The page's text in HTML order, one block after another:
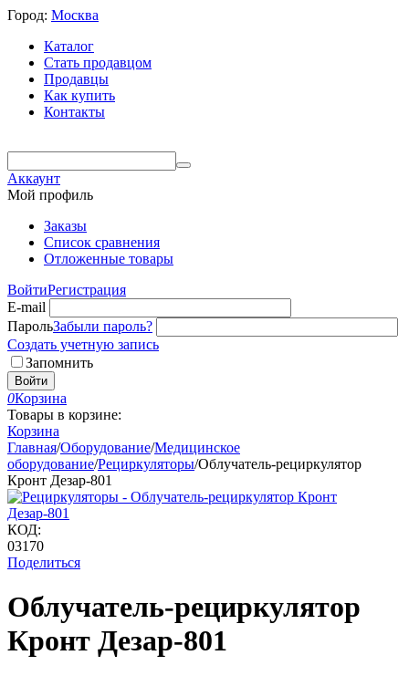
Город: Москва
Каталог
Стать продавцом
Продавцы
Как купить
Контакты
Аккаунт
Мой профиль
Заказы
Список сравнения
Отложенные товары
ВойтиРегистрация
E-mail
ПарольЗабыли пароль?
Создать учетную запись
Запомнить
Войти
0Корзина
Товары в корзине:
Корзина
Главная/Оборудование/Медицинское
оборудование/Рециркуляторы/Облучатель-рециркулятор
Кронт Дезар-801
КОД:
03170
Поделиться
Облучатель-рециркулятор
Кронт Дезар-801